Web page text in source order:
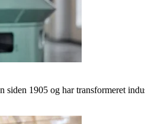
1905 og har transformeret